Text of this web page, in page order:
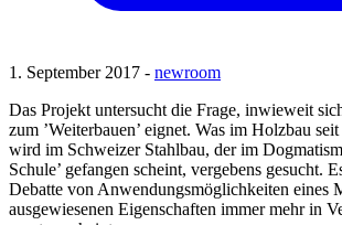
1. September 2017 - newroom
Das Projekt untersucht die Frage, inwieweit
zum ’Weiterbauen’ eignet. Was im Holzbau
wird im Schweizer Stahlbau, der im
Schule’ gefangen scheint, vergebens gesucht.
Debatte von Anwendungsmöglichkeiten eines
ausgewiesenen Eigenschaften immer mehr in